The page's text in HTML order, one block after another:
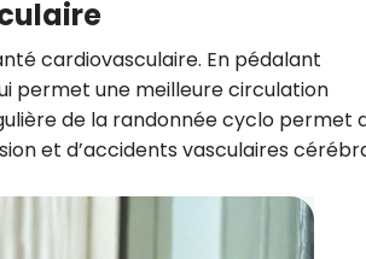
cardiovasculaire. En pédalant
permet une meilleure circulation
de la randonnée cyclo permet
et d’accidents vasculaires